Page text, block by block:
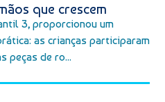
que crescem
3, proporcionou um
as crianças participaram
peças de ro...